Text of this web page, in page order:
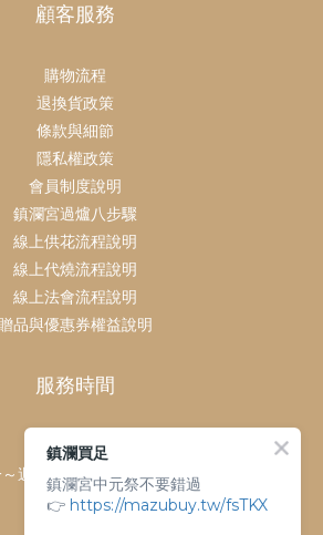
顧客服務
購物流程
退換貨政策
條款與細節
隱私權政策
會員制度說明
鎮瀾宮過爐八步驟
線上供花流程說明
線上代燒流程說明
線上法會流程說明
贈品與優惠券權益說明
服務時間
客服時間：
週日 上午9點～下午6點
客服電話：
鎮瀾買足
鎮瀾宮中元祭不要錯過
👉 https://mazubuy.tw/fsTKX